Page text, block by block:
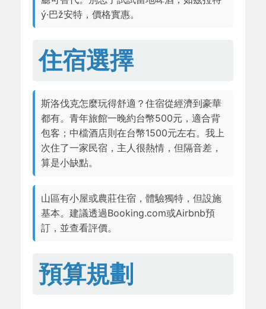
ý·巴ž安特，價格實惠。
住宿選擇
斯洛伐克怎麼玩得舒適？住宿從經濟到豪華
都有。青年旅館一晚約台幣500元，適合背
包客；中檔酒店則在台幣1500元左右。我上
次住了一家民宿，主人很熱情，但隔音差，
算是小缺點。
山區有小屋或農莊住宿，體驗獨特，但設施
基本。建議透過Booking.com或Airbnb預
訂，並查看評價。
預算規劃